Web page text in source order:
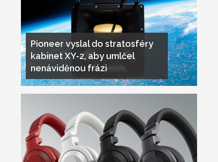
Pioneer vyslal do stratosféry
kabinet XY-2, aby umlčel
nenáviděnou frázi